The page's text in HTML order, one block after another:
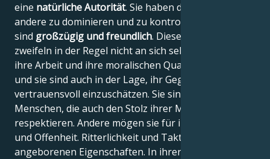
eine natürliche Autorität. Sie haben die Macht,
andere zu dominieren und zu kontrollieren, aber sie
sind großzügig und freundlich. Diese Menschen
zweifeln in der Regel nicht an sich selbst, weil sie an
ihre Arbeit und ihre moralischen Qualitäten glauben,
und sie sind auch in der Lage, ihr Gegenüber
vertrauensvoll einzuschätzen. Sie sind stolze
Menschen, die auch den Stolz ihrer Mitbürger
respektieren. Andere mögen sie für ihre Direktheit
und Offenheit. Ritterlichkeit und Taktgefühl sind ihre
angeborenen Eigenschaften. In ihrer Gegenwart